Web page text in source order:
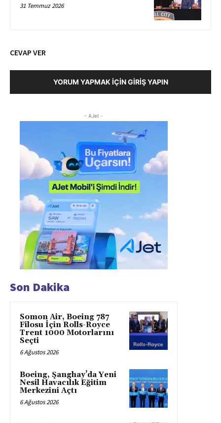
31 Temmuz 2026
CEVAP VER
YORUM YAPMAK İÇIN GIRIŞ YAPIN
- AJet -
Son Dakika
Somon Air, Boeing 787
Filosu İçin Rolls-Royce
Trent 1000 Motorlarını
Seçti
6 Ağustos 2026
Boeing, Şanghay’da Yeni
Nesil Havacılık Eğitim
Merkezini Açtı
6 Ağustos 2026